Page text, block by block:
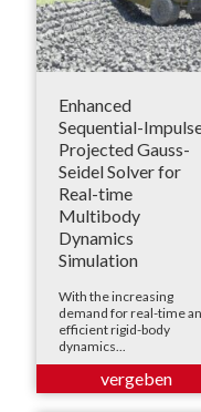
Enhanced
Sequential-
Projected Gauss-
Seidel Solver for
Real-time
Multibody
Dynamics
Simulation
With the increasing
demand for real-time
efficient rigid-body
dynamics...